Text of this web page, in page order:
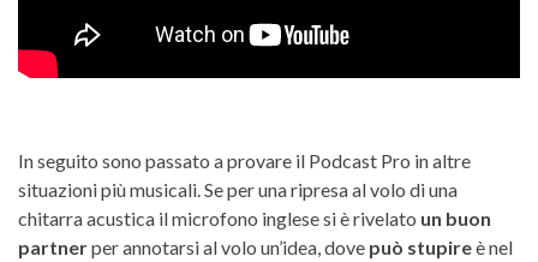
In seguito sono passato a provare il Podcast Pro in altre
situazioni più musicali. Se per una ripresa al volo di una
chitarra acustica il microfono inglese si è rivelato un buon
partnerper annotarsi al volo un’idea, dove può stupireè nel